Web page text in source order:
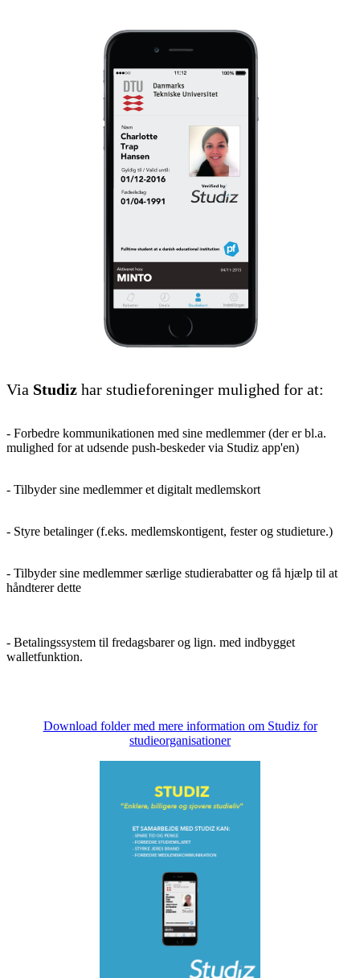
Via Studiz har studieforeninger mulighed for at:
- Forbedre kommunikationen med sine medlemmer (der er bl.a.
mulighed for at udsende push-beskeder via Studiz app'en)
- Tilbyder sine medlemmer et digitalt medlemskort
- Styre betalinger (f.eks. medlemskontigent, fester og studieture.)
- Tilbyder sine medlemmer særlige studierabatter og få hjælp til at
håndterer dette
- Betalingssystem til fredagsbarer og lign. med indbygget
walletfunktion.
Download folder med mere information om Studiz for
studieorganisationer